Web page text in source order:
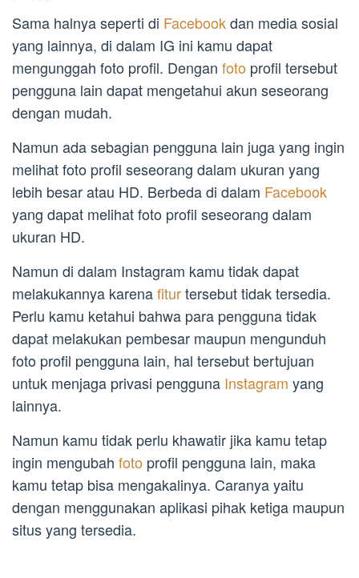
Sama halnya seperti di Facebookdan media sosial
yang lainnya, di dalam IG ini kamu dapat
mengunggah foto profil. Dengan foto profil tersebut
pengguna lain dapat mengetahui akun seseorang
dengan mudah.
Namun ada sebagian pengguna lain juga yang ingin
melihat foto profil seseorang dalam ukuran yang
lebih besar atau HD. Berbeda di dalam Facebook
yang dapat melihat foto profil seseorang dalam
ukuran HD.
Namun di dalam Instagram kamu tidak dapat
melakukannya karenafiturtersebut tidak tersedia.
Perlu kamu ketahui bahwa para pengguna tidak
dapat melakukan pembesar maupun mengunduh
foto profil pengguna lain, hal tersebut bertujuan
untuk menjaga privasi pengguna Instagram yang
lainnya.
Namun kamu tidak perlu khawatir jika kamu tetap
ingin mengubah foto profil pengguna lain, maka
kamu tetap bisa mengakalinya. Caranya yaitu
dengan menggunakan aplikasi pihak ketiga maupun
situs yang tersedia.